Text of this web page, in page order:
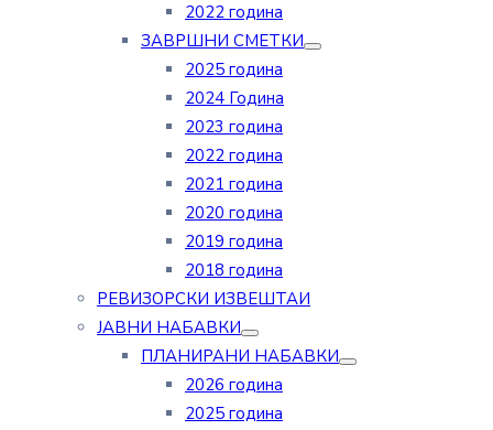
2022 година
ЗАВРШНИ СМЕТКИ
2025 година
2024 Година
2023 година
2022 година
2021 година
2020 година
2019 година
2018 година
РЕВИЗОРСКИ ИЗВЕШТАИ
ЈАВНИ НАБАВКИ
ПЛАНИРАНИ НАБАВКИ
2026 година
2025 година